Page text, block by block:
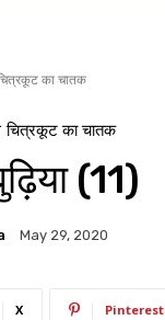
का चातक
चित्रकूट का चातक
(11)
May 29, 2020
X Pinterest